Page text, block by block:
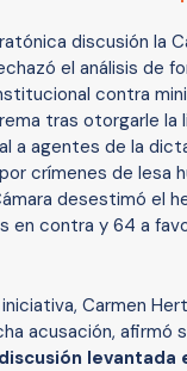
discusión la
el análisis de
contra
tras otorgarle la
a agentes de la
crímenes de lesa
desestimó el
en contra y 64 a
Carmen
acusación, afirmó
levantada